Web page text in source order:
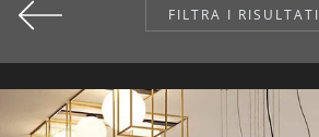
FILTRA I RISULTATI